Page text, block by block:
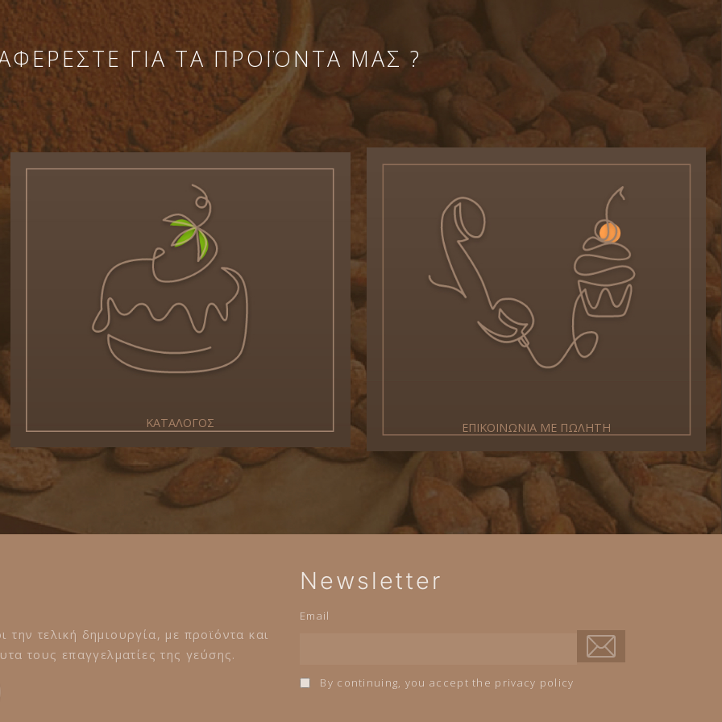
ΓΙΑ ΤΑ ΠΡΟΪΟΝΤΑ ΜΑΣ ?
ΚΑΤΑΛΟΓΟΣ ΕΠΙΚΟΙΝΩΝΙΑ ΜΕ ΠΩΛΗΤΗ
τελική δημιουργία, με προϊόντα και
τους επαγγελματίες της γεύσης.
Newsletter
Email
By continuing, you accept the privacy policy